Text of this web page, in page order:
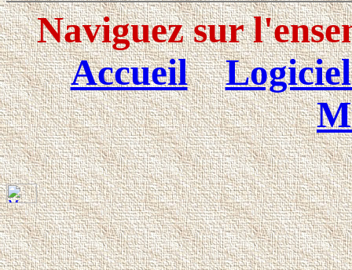
Naviguez sur
Accueil